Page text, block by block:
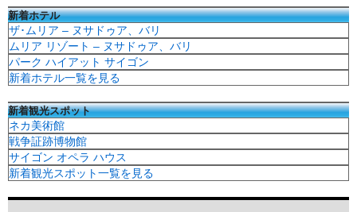
新着ホテル
ザ･ムリア – ヌサドゥア、バリ
ムリア リゾート – ヌサドゥア、バリ
パーク ハイアット サイゴン
新着ホテル一覧を見る
新着観光スポット
ネカ美術館
戦争証跡博物館
サイゴン オペラ ハウス
新着観光スポット一覧を見る